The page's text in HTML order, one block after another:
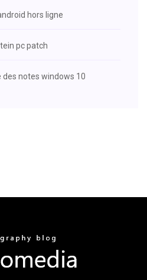
hors ligne
pc patch
notes windows 10